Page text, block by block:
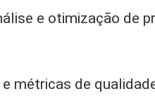
e otimização de
e métricas de